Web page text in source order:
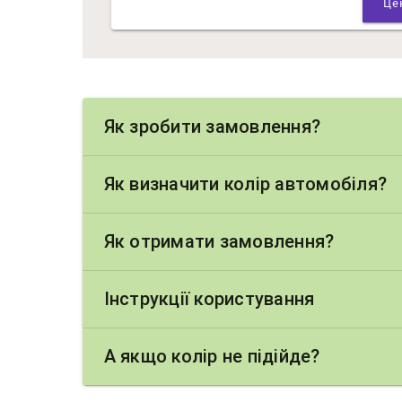
Як зробити замовлення?
Як визначити колір автомобіля?
Як отримати замовлення?
Інструкції користування
А якщо колір не підійде?